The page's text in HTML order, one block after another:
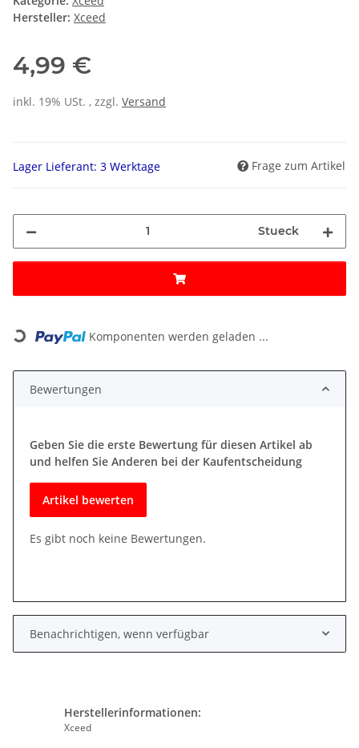
Hersteller: Xceed
4,99 €
inkl. 19% USt. , zzgl. Versand
Lager Lieferant: 3 Werktage Frage zum Artikel
Stueck
Loading... Komponenten werden geladen ...
Bewertungen
Geben Sie die erste Bewertung für diesen Artikel ab
und helfen Sie Anderen bei der Kaufentscheidung
Artikel bewerten
Es gibt noch keine Bewertungen.
Benachrichtigen, wenn verfügbar
Herstellerinformationen:
Xceed